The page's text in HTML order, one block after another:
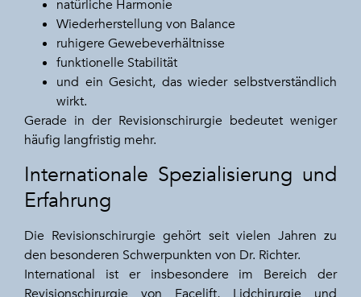
natürliche Harmonie
Wiederherstellung von Balance
ruhigere Gewebeverhältnisse
funktionelle Stabilität
und ein Gesicht, das wieder selbstverständlich
wirkt.
Gerade in der Revisionschirurgie bedeutet weniger
häufig langfristig mehr.
Internationale Spezialisierung und
Erfahrung
Die Revisionschirurgie gehört seit vielen Jahren zu
den besonderen Schwerpunkten von Dr. Richter.
International ist er insbesondere im Bereich der
Revisionschirurgie von Facelift, Lidchirurgie und